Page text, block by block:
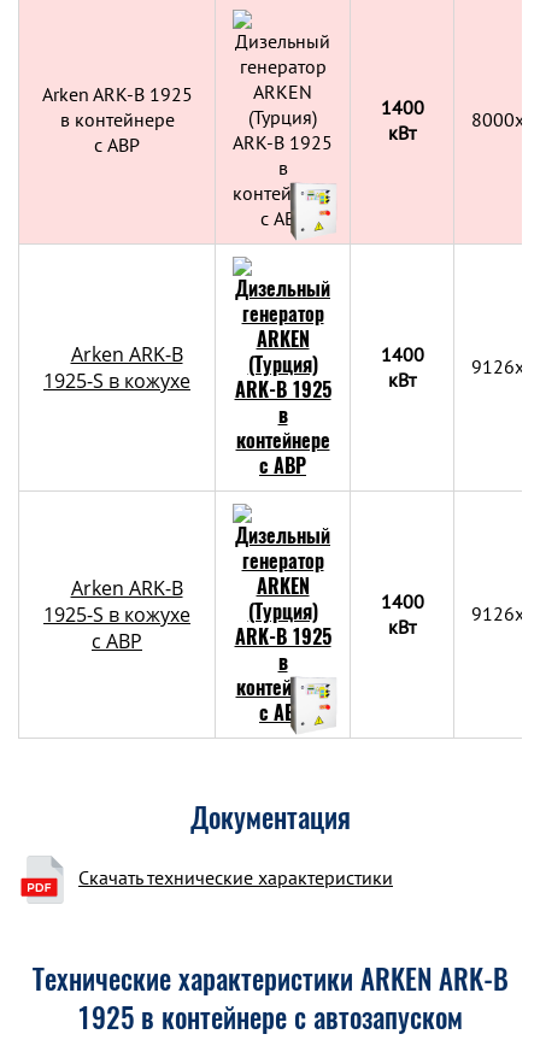
Arken ARK-B 1925
в контейнере
c АВР
1400
кВт
Arken ARK-B
1925-S в кожухе
1400
кВт
Arken ARK-B
1925-S в кожухе
с АВР
1400
кВт
Документация
Скачать технические характеристики
Технические характеристики ARKEN ARK-B
1925 в контейнере с автозапуском